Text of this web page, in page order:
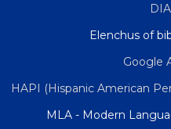
Elenchus of
Google
HAPI (Hispanic American
MLA - Modern